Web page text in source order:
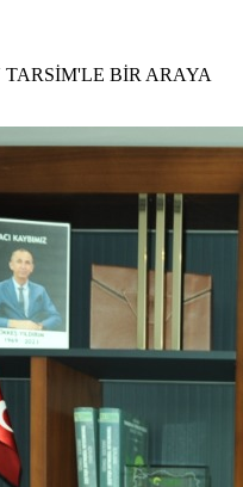
BİR ARAYA